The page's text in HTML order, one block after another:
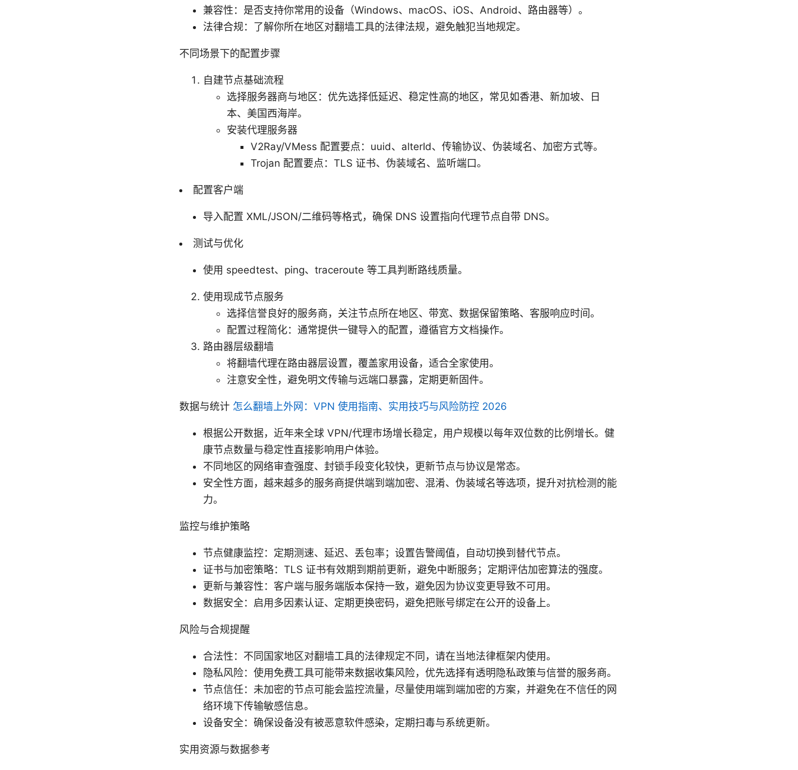
兼容性：是否支持你常用的设备（Windows、macOS、iOS、Android、路由器等）。
法律合规：了解你所在地区对翻墙工具的法律法规，避免触犯当地规定。
不同场景下的配置步骤
自建节点基础流程
选择服务器商与地区：优先选择低延迟、稳定性高的地区，常见如香港、新加坡、日
本、美国西海岸。
安装代理服务器
V2Ray/VMess 配置要点：uuid、alterId、传输协议、伪装域名、加密方式等。
Trojan 配置要点：TLS 证书、伪装域名、监听端口。
配置客户端
导入配置 XML/JSON/二维码等格式，确保 DNS 设置指向代理节点自带 DNS。
测试与优化
使用 speedtest、ping、traceroute 等工具判断路线质量。
使用现成节点服务
选择信誉良好的服务商，关注节点所在地区、带宽、数据保留策略、客服响应时间。
配置过程简化：通常提供一键导入的配置，遵循官方文档操作。
路由器层级翻墙
将翻墙代理在路由器层设置，覆盖家用设备，适合全家使用。
注意安全性，避免明文传输与远端口暴露，定期更新固件。
数据与统计 怎么翻墙上外网：VPN 使用指南、实用技巧与风险防控 2026
根据公开数据，近年来全球 VPN/代理市场增长稳定，用户规模以每年双位数的比例增长。健
康节点数量与稳定性直接影响用户体验。
不同地区的网络审查强度、封锁手段变化较快，更新节点与协议是常态。
安全性方面，越来越多的服务商提供端到端加密、混淆、伪装域名等选项，提升对抗检测的能
力。
监控与维护策略
节点健康监控：定期测速、延迟、丢包率；设置告警阈值，自动切换到替代节点。
证书与加密策略：TLS 证书有效期到期前更新，避免中断服务；定期评估加密算法的强度。
更新与兼容性：客户端与服务端版本保持一致，避免因为协议变更导致不可用。
数据安全：启用多因素认证、定期更换密码，避免把账号绑定在公开的设备上。
风险与合规提醒
合法性：不同国家地区对翻墙工具的法律规定不同，请在当地法律框架内使用。
隐私风险：使用免费工具可能带来数据收集风险，优先选择有透明隐私政策与信誉的服务商。
节点信任：未加密的节点可能会监控流量，尽量使用端到端加密的方案，并避免在不信任的网
络环境下传输敏感信息。
设备安全：确保设备没有被恶意软件感染，定期扫毒与系统更新。
实用资源与数据参考